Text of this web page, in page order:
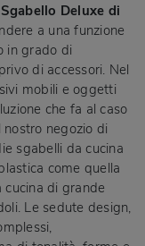
Sgabello Deluxe di
a una funzione
in grado di
di accessori. Nel
mobili e oggetti
che fa al caso
negozio di
sgabelli da cucina
come quella
di grande
Le sedute design,